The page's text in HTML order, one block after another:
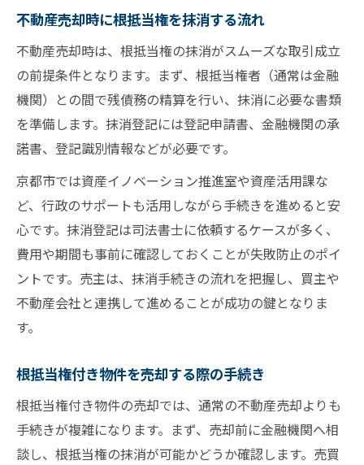
不動産売却時に根抵当権を抹消する流れ
不動産売却時は、根抵当権の抹消がスムーズな取引成立
の前提条件となります。まず、根抵当権者（通常は金融
機関）との間で残債務の精算を行い、抹消に必要な書類
を準備します。抹消登記には登記申請書、金融機関の承
諾書、登記識別情報などが必要です。
京都市では資産イノベーション推進室や資産活用課な
ど、行政のサポートも活用しながら手続きを進めると安
心です。抹消登記は司法書士に依頼するケースが多く、
費用や期間も事前に確認しておくことが失敗防止のポイ
ントです。売主は、抹消手続きの流れを把握し、買主や
不動産会社と連携して進めることが成功の鍵となりま
す。
根抵当権付き物件を売却する際の手続き
根抵当権付き物件の売却では、通常の不動産売却よりも
手続きが複雑になります。まず、売却前に金融機関へ相
談し、根抵当権の抹消が可能かどうか確認します。売買